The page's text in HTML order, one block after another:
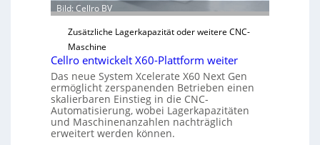
r
a
s
t
s
c
Bild: Cellro BV
Zusätzliche Lagerkapazität oder weitere CNC-
Maschine
Cellro entwickelt X60-Plattform weiter
Das neue System Xcelerate X60 Next Gen
ermöglicht zerspanenden Betrieben einen
skalierbaren Einstieg in die CNC-
Automatisierung, wobei Lagerkapazitäten
und Maschinenanzahlen nachträglich
erweitert werden können.